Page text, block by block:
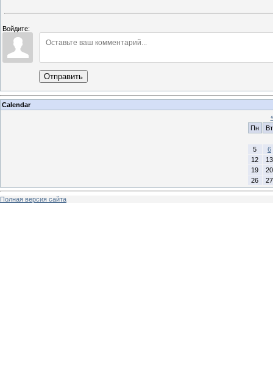
Войдите:
Отправить
Calendar
Пн
Вт
5
6
12
13
19
20
26
27
Полная версия сайта